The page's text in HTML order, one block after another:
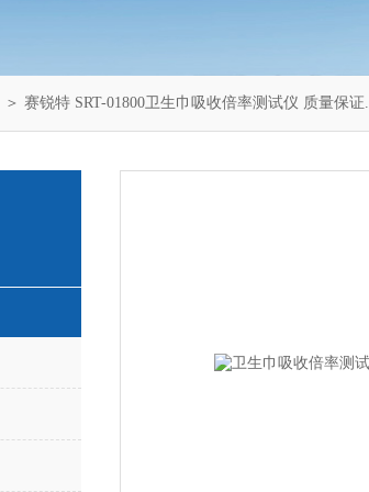
＞ 赛锐特 SRT-01800卫生巾吸收倍率测试仪 质量保证.